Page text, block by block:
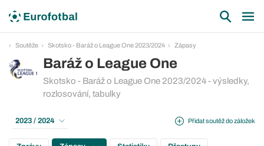
Soutěže Skotsko - Baráž o League One 2023/2024 Zápasy
Baráž o League One
Skotsko - Baráž o League One 2023/2024 - výsledky,
rozlosování, tabulky
Přidat soutěž do záložek
2023 / 2024